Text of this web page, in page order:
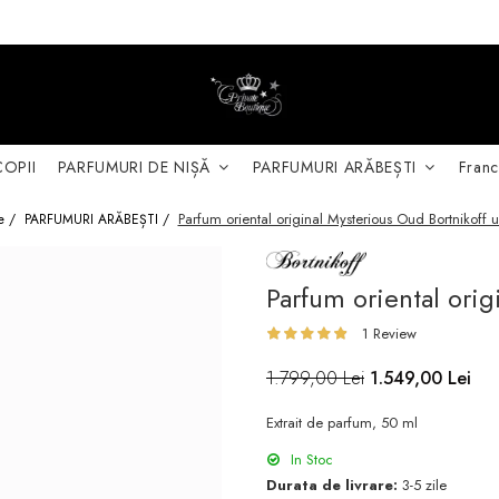
PARFUMURI DE NIȘĂ PARFUMURI ARĂBEȘTI
/ PARFUMURI ARĂBEȘTI / Parfum oriental original Mysterious Oud Bortnikoff
Parfum oriental
1 Review
1.799,00 Lei 1.549,00 Lei
Extrait de parfum, 50 ml
In Stoc
Durata de livrare: 3-5 zile